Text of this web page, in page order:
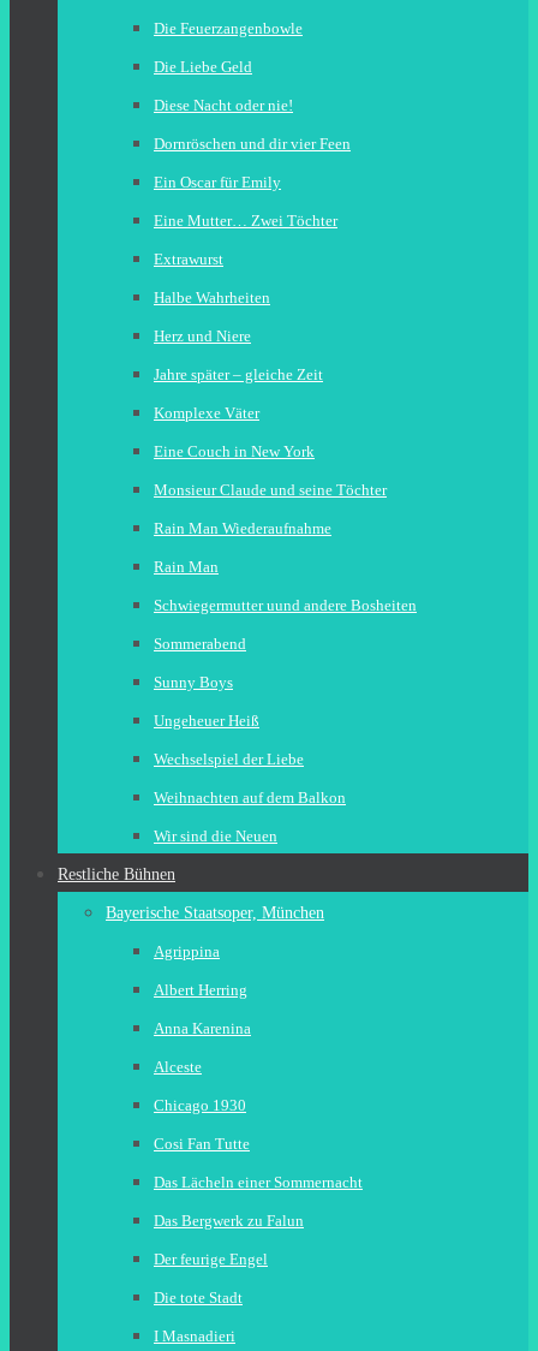
Die Feuerzangenbowle
Die Liebe Geld
Diese Nacht oder nie!
Dornröschen und dir vier Feen
Ein Oscar für Emily
Eine Mutter… Zwei Töchter
Extrawurst
Halbe Wahrheiten
Herz und Niere
Jahre später – gleiche Zeit
Komplexe Väter
Eine Couch in New York
Monsieur Claude und seine Töchter
Rain Man Wiederaufnahme
Rain Man
Schwiegermutter uund andere Bosheiten
Sommerabend
Sunny Boys
Ungeheuer Heiß
Wechselspiel der Liebe
Weihnachten auf dem Balkon
Wir sind die Neuen
Restliche Bühnen
Bayerische Staatsoper, München
Agrippina
Albert Herring
Anna Karenina
Alceste
Chicago 1930
Cosi Fan Tutte
Das Lächeln einer Sommernacht
Das Bergwerk zu Falun
Der feurige Engel
Die tote Stadt
I Masnadieri